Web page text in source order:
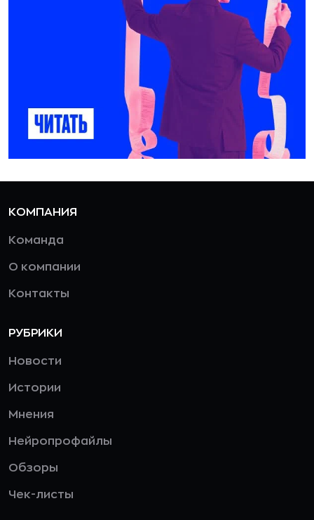
КОМПАНИЯ
Команда
О компании
Контакты
РУБРИКИ
Новости
Истории
Мнения
Нейропрофайлы
Обзоры
Чек-листы